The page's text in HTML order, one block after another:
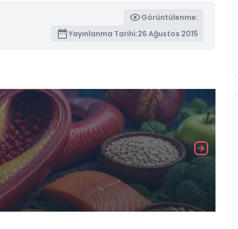
Görüntülenme:
Yayınlanma Tarihi:26 Ağustos 2015